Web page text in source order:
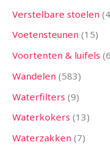
Verstelbare stoelen
Voetensteunen 15
Voortenten & luifels
Wandelen 583
Waterfilters 9
Waterkokers 13
Waterzakken 7